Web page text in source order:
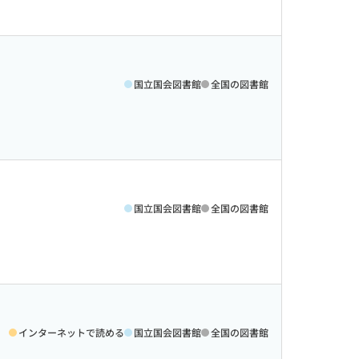
国立国会図書館 全国の図書館
国立国会図書館 全国の図書館
インターネットで読める 国立国会図書館 全国の図書館